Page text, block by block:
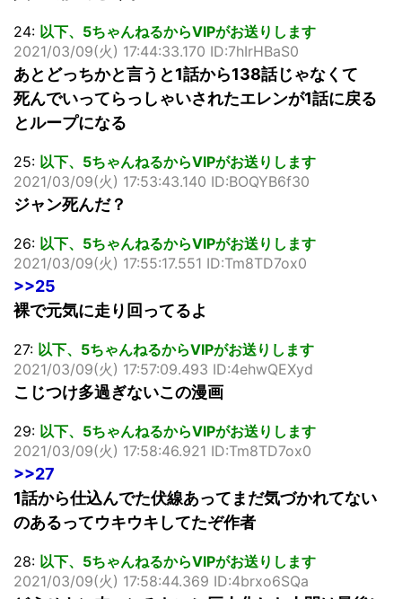
24: 以下、5ちゃんねるからVIPがお送りします
2021/03/09(火) 17:44:33.170 ID:7hIrHBaS0
あとどっちかと言うと1話から138話じゃなくて
死んでいってらっしゃいされたエレンが1話に戻る
とループになる
25: 以下、5ちゃんねるからVIPがお送りします
2021/03/09(火) 17:53:43.140 ID:BOQYB6f30
ジャン死んだ？
26: 以下、5ちゃんねるからVIPがお送りします
2021/03/09(火) 17:55:17.551 ID:Tm8TD7ox0
>>25
裸で元気に走り回ってるよ
27: 以下、5ちゃんねるからVIPがお送りします
2021/03/09(火) 17:57:09.493 ID:4ehwQEXyd
こじつけ多過ぎないこの漫画
29: 以下、5ちゃんねるからVIPがお送りします
2021/03/09(火) 17:58:46.921 ID:Tm8TD7ox0
>>27
1話から仕込んでた伏線あってまだ気づかれてない
のあるってウキウキしてたぞ作者
28: 以下、5ちゃんねるからVIPがお送りします
2021/03/09(火) 17:58:44.369 ID:4brxo6SQa